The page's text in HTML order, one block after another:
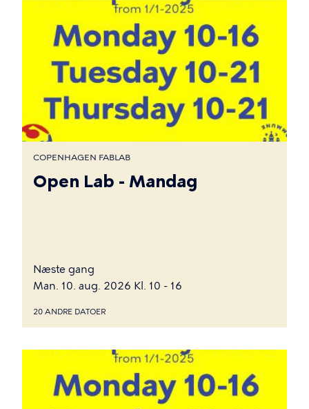
COPENHAGEN FABLAB
Open Lab - Mandag
Næste gang
Man. 10. aug. 2026 Kl. 10 - 16
20 ANDRE DATOER